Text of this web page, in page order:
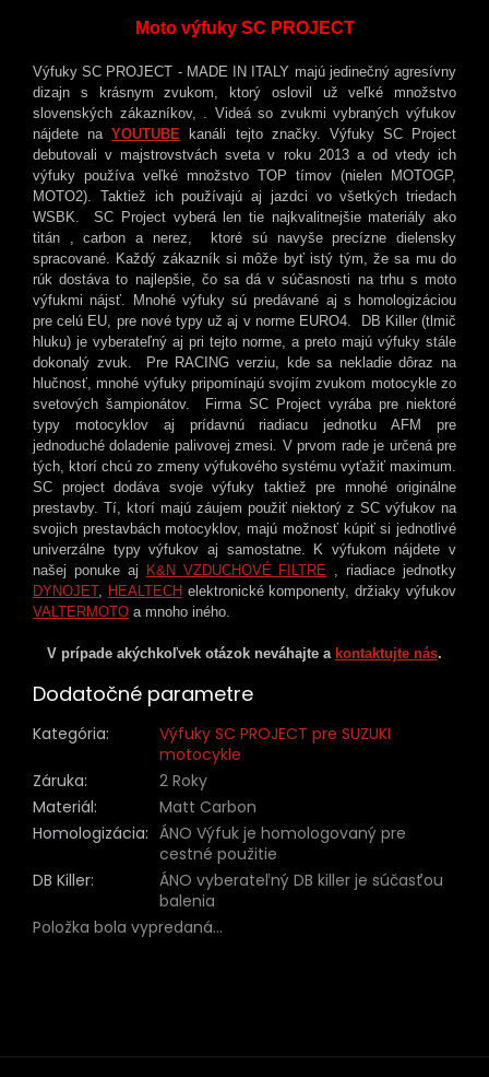
Moto výfuky SC PROJECT
Výfuky SC PROJECT - MADE IN ITALY majú jedinečný agresívny
dizajn s krásnym zvukom, ktorý oslovil už veľké množstvo
slovenských zákazníkov, . Videá so zvukmi vybraných výfukov
nájdete naYOUTUBE kanáli tejto značky. Výfuky SC Project
debutovali v majstrovstvách sveta v roku 2013 a od vtedy ich
výfuky používa veľké množstvo TOP tímov (nielen MOTOGP,
MOTO2). Taktiež ich používajú aj jazdci vo všetkých triedach
WSBK. SC Project vyberá len tie najkvalitnejšie materiály ako
titán , carbon a nerez, ktoré sú navyše precízne dielensky
spracované. Každý zákazník si môže byť istý tým, že sa mu do
rúk dostáva to najlepšie, čo sa dá v súčasnosti na trhu s moto
výfukmi nájsť. Mnohé výfuky sú predávané aj s homologizáciou
pre celú EU, pre nové typy už aj v norme EURO4. DB Killer (tlmič
hluku) je vyberateľný aj pri tejto norme, a preto majú výfuky stále
dokonalý zvuk. Pre RACING verziu, kde sa nekladie dôraz na
hlučnosť, mnohé výfuky pripomínajú svojím zvukom motocykle zo
svetových šampionátov. Firma SC Project vyrába pre niektoré
typy motocyklov aj prídavnú riadiacu jednotku AFM pre
jednoduché doladenie palivovej zmesi. V prvom rade je určená pre
tých, ktorí chcú zo zmeny výfukového systému vyťažiť maximum.
SC project dodáva svoje výfuky taktiež pre mnohé originálne
prestavby. Tí, ktorí majú záujem použiť niektorý z SC výfukov na
svojich prestavbách motocyklov, majú možnosť kúpiť si jednotlivé
univerzálne typy výfukov aj samostatne. K výfukom nájdete v
našej ponuke aj
K&N VZDUCHOVÉ FILTRE , riadiace jednotky
DYNOJET, HEALTECH elektronické komponenty, držiaky výfukov
VALTERMOTO a mnoho iného.
V prípade akýchkoľvek otázok neváhajte a kontaktujte nás.
Dodatočné parametre
Kategória:
Výfuky SC PROJECT pre SUZUKI
motocykle
Záruka:
2 Roky
Materiál:
Matt Carbon
Homologizácia: ÁNO Výfuk je homologovaný pre
cestné použitie
DB Killer:
ÁNO vyberateľný DB killer je súčasťou
balenia
Položka bola vypredaná…